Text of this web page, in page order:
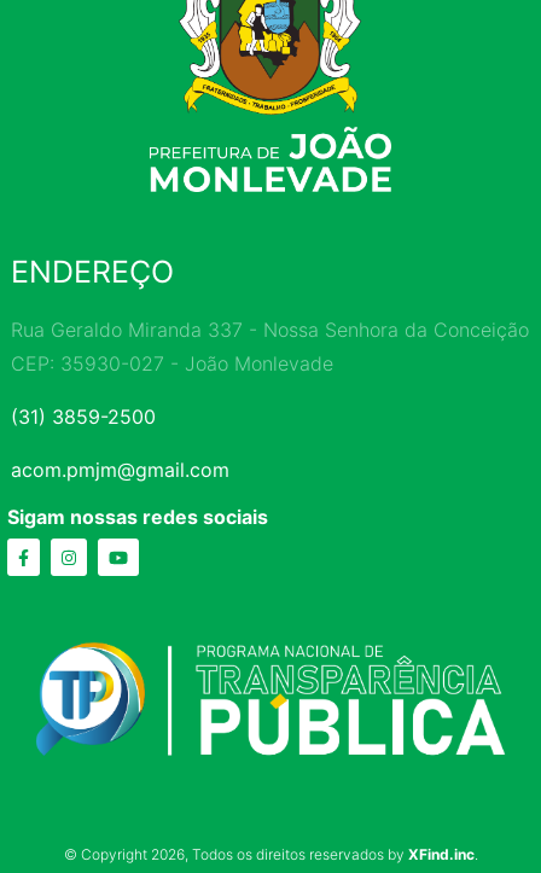
ENDEREÇO
Rua Geraldo Miranda 337 - Nossa Senhora da Conceição
CEP: 35930-027 - João Monlevade
(31) 3859-2500
acom.pmjm@gmail.com
Sigam nossas redes sociais
© Copyright 2026, Todos os direitos reservados by XFind.inc.